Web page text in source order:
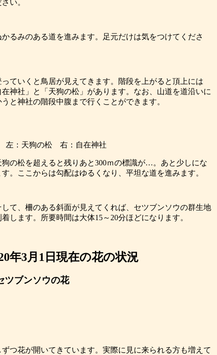
い。
るみのある道を進みます。足元だけは気をつけてくださ
ていくと鳥居が見えてきます。階段を上がると頂上には
在神社」と「天狗の松」があります。なお、山道を道沿いに
うと神社の階段中腹まで行くことができます。
左：天狗の松 右：自在神社
の松を超えると残りあと300ｍの標識が…。あと少しにな
す。ここからは勾配はゆるくなり、平坦な道を進みます。
て、柵のある斜面が見えてくれば、セツブンソウの群生地
します。所要時間は大体15～20分ほどになります。
年3月1日現在の花の状況
ブンソウの花
ずつ花が開いてきています。実際に見に来られる方も増えて